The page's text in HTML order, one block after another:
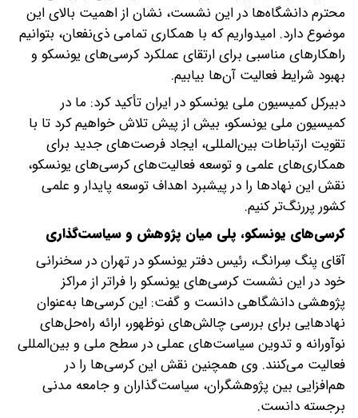
محترم دانشگاه‌ها در این نشست، نشان از اهمیت بالای این
موضوع دارد. امیدواریم که با همکاری تمامی ذی‌نفعان، بتوانیم
راهکارهای مناسبی برای ارتقای عملکرد کرسی‌های یونسکو و
بهبود شرایط فعالیت آن‌ها بیابیم.
دبیرکل کمیسیون ملی یونسکو در ایران تأکید کرد: ما در
کمیسیون ملی یونسکو، بیش از پیش تلاش خواهیم کرد تا با
تقویت ارتباطات بین‌المللی، ایجاد فرصت‌های جدید برای
همکاری‌های علمی و توسعه فعالیت‌های کرسی‌های یونسکو،
نقش این نهادها را در پیشبرد اهداف توسعه پایدار و علمی
کشور پررنگ‌تر کنیم.
کرسی‌های یونسکو، پلی میان پژوهش و سیاست‌گذاری
آقای یِنگ سِرانگ، رئیس دفتر یونسکو در تهران در سخنرانی
خود در این نشست کرسی‌های یونسکو را فراتر از مراکز
پژوهشی دانشگاهی دانست و گفت: این کرسی‌ها به‌عنوان
نهادهایی برای بررسی چالش‌های نوظهور، ارائه راه‌حل‌های
نوآورانه و تدوین سیاست‌های عملی در سطح ملی و بین‌المللی
فعالیت می‌کنند. وی همچنین نقش این کرسی‌ها را در
هم‌افزایی بین پژوهشگران، سیاست‌گذاران و جامعه مدنی
برجسته دانست.